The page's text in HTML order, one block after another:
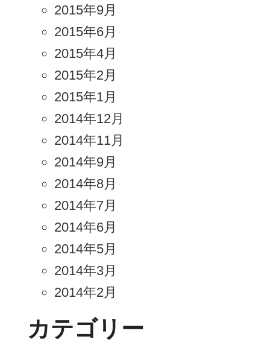
2015年9月
2015年6月
2015年4月
2015年2月
2015年1月
2014年12月
2014年11月
2014年9月
2014年8月
2014年7月
2014年6月
2014年5月
2014年3月
2014年2月
カテゴリー